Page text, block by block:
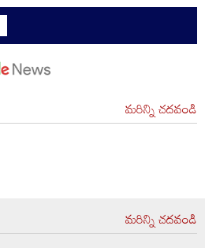
మరిన్ని చదవండి
మరిన్ని చదవండి